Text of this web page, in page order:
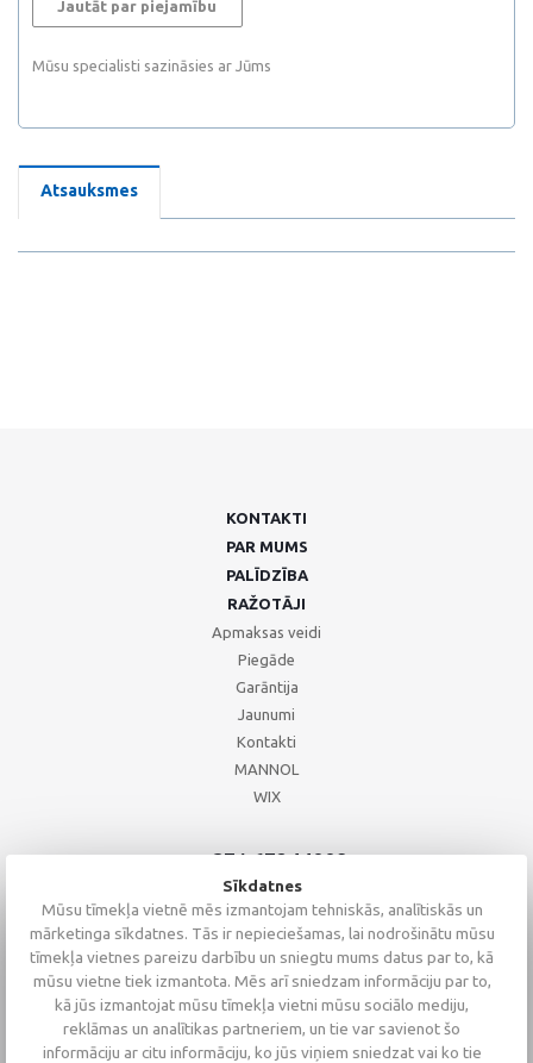
Jautāt par piejamību
Mūsu specialisti sazināsies ar Jūms
Atsauksmes
KONTAKTI
PAR MUMS
PALĪDZĪBA
RAŽOTĀJI
Apmaksas veidi
Piegāde
Garāntija
Jaunumi
Kontakti
MANNOL
WIX
+371 67244008
+371 67271055
+371 26002793
Sīkdatnes
Mūsu tīmekļa vietnē mēs izmantojam tehniskās, analītiskās un
mārketinga sīkdatnes. Tās ir nepieciešamas, lai nodrošinātu mūsu
tīmekļa vietnes pareizu darbību un sniegtu mums datus par to, kā
mūsu vietne tiek izmantota. Mēs arī sniedzam informāciju par to,
kā jūs izmantojat mūsu tīmekļa vietni mūsu sociālo mediju,
reklāmas un analītikas partneriem, un tie var savienot šo
informāciju ar citu informāciju, ko jūs viņiem sniedzat vai ko tie